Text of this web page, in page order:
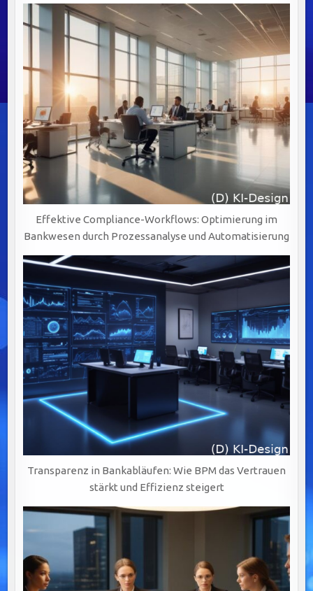
Effektive Compliance-Workflows: Optimierung im
Bankwesen durch Prozessanalyse und Automatisierung
Transparenz in Bankabläufen: Wie BPM das Vertrauen
stärkt und Effizienz steigert